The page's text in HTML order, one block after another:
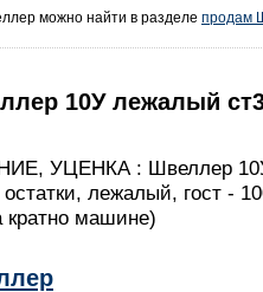
можно найти в разделе продам
10У лежалый
УЦЕНКА : Швеллер 10У,
лежалый, гост -
кратно машине)